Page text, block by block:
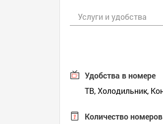
Услуги и удобства
Удобства в номере
ТВ, Холодильник,
Количество номеров